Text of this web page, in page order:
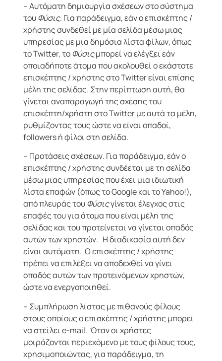
– Αυτόματη δημιουργία σχέσεων στο σύστημα
τουΦύσις. Για παράδειγμα, εάν ο επισκέπτης /
χρήστης συνδεθεί με μία σελίδα μέσω μιας
υπηρεσίας με μια δημόσια λίστα φίλων, όπως
το Twitter, τοΦύσιςμπορεί να ελέγξει εάν
οποιαδήποτε άτομα που ακολουθεί ο εκάστοτε
επισκέπτης / χρήστης στο Twitter είναι επίσης
μέλη της σελίδας. Στην περίπτωση αυτή, θα
γίνεται αναπαραγωγή της σχέσης του
επισκέπτη/χρήστη στο Twitter με αυτά τα μέλη,
ρυθμίζοντας τους ώστε να είναι οπαδοί,
followers ή φίλοι στη σελίδα.
– Προτάσεις σχέσεων. Για παράδειγμα, εάν ο
επισκέπτης / χρήστης συνδέεται με τη σελίδα
μέσω μιας υπηρεσίας που έχει μια ιδιωτική
λίστα επαφών (όπως το Google και το Yahoo!),
από πλευράς τoυΦύσιςγίνεται έλεγχος στις
επαφές του για άτομα που είναι μέλη της
σελίδας και του προτείνεται να γίνεται οπαδός
αυτών των χρηστών. H διαδικασία αυτή δεν
είναι αυτόματη. Ο επισκέπτης / χρήστης
πρέπει να επιλέξει να αποδεχθεί να γίνει
οπαδός αυτών των προτεινόμενων χρηστών,
ώστε να ενεργοποιηθεί.
– Συμπλήρωση λίστας με πιθανούς φίλους
στους οποίους ο επισκέπτης / χρήστης μπορεί
να στείλει e-mail. Όταν οι χρήστες
μοιράζονται περιεχόμενο με τους φίλους τους,
χρησιμοποιώντας, για παράδειγμα, τη